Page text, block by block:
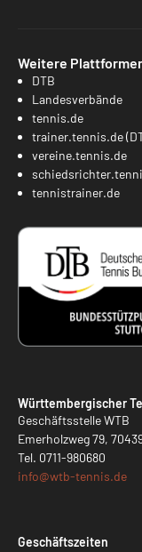
Weitere
DTB
Landesverbände
tennis.de
trainer.tennis.de
vereine.tennis.de
tennistrainer.de
Württembergischer
Geschäftsstelle WTB
Emerholzweg 79,
Tel. 0711-980680
info@wtb-tennis.de
Geschäftszeiten